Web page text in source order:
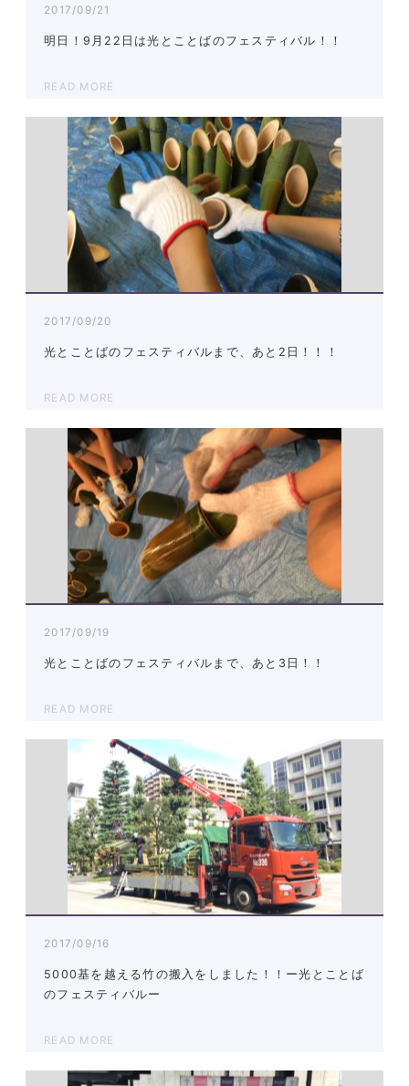
2017/09/21
明日！9月22日は光とことばのフェスティバル！！
READ MORE
2017/09/20
光とことばのフェスティバルまで、あと2日！！！
READ MORE
2017/09/19
光とことばのフェスティバルまで、あと3日！！
READ MORE
2017/09/16
5000基を越える竹の搬入をしました！！ー光とことば
のフェスティバルー
READ MORE